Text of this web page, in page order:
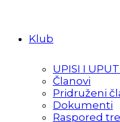
Klub
UPISI I
Članovi
Pridruženi
Dokumenti
Raspored